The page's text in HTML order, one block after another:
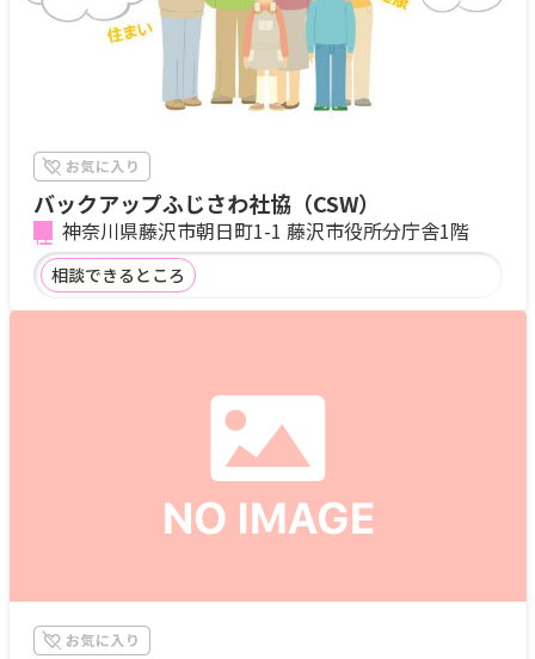
バックアップふじさわ社協（CSW）
神奈川県藤沢市朝日町1-1 藤沢市役所分庁舎1階
相談できるところ